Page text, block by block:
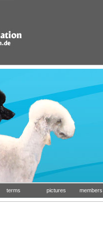
terms pictures members